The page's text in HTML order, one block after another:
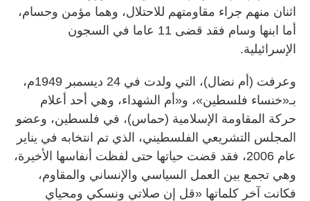
اثنان منهم جراء مقاومتهم للاحتلال، وهما مؤمن وحسام،
أما ابنها وسام فقد قضى ‬11 عاما في السجون
الإسرائيلية.
وعرفت (أم نضال)، التي ولدت في ‬24 ديسمبر ‬1949م،
بـ«خنساء فلسطين»، و«أم الشهداء، وهي أحد أعلام
حركة المقاومة الإسلامية (حماس)، في فلسطين، وعضو
المجلس التشريعي الفلسطيني، الذي تم انتخابه في يناير
عام ‬2006، فقد قضت حياتها حتى لفظت أنفاسها الأخيرة،
وهي تجمع بين العمل السياسي والإنساني والمقاوم،
فكانت آخر كلماتها «قل إن صلاتي ونسكي ومحياي